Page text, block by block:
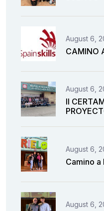
August 6,
CAMINO
August 6,
II
August 6,
Camino
August 6,